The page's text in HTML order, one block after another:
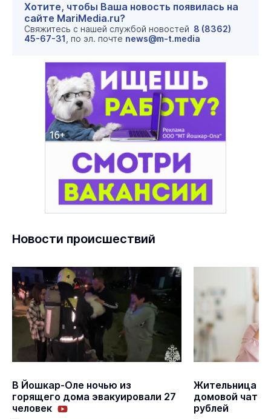
Хотите, чтобы Ваша новость появилась на
сайте MariMedia.ru?
Свяжитесь с нашей службой новостей 8 (8362)
45-67-31 , по эл. почте news@m-t.media
Новости происшествий
В Йошкар-Оле ночью из
горящего дома эвакуировали 27
человек
Жительница
домовой чат и
рублей